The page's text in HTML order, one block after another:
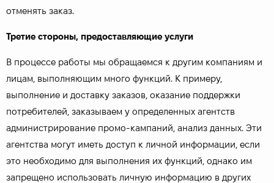
отменять заказ.
Третие стороны, предоставляющие услуги
В процессе работы мы обращаемся к другим компаниям и
лицам, выполняющим много функций. К примеру,
выполнение и доставку заказов, оказание поддержки
потребителей, заказываем у определенных агентств
администрирование промо-кампаний, анализ данных. Эти
агентства могут иметь доступ к личной информации, если
это необходимо для выполнения их функций, однако им
запрещено использовать личную информацию в других